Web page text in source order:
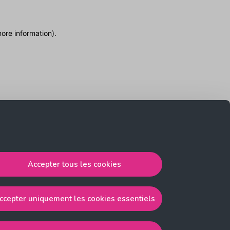
Accepter tous les cookies
uniquement les cookies essentiels
information).